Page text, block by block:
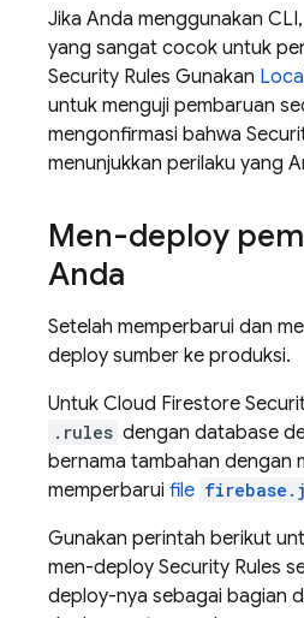
Jika Anda menggunakan
yang sangat cocok untuk
Security Rules Gunakan
untuk menguji pembaruan
mengonfirmasi bahwa
menunjukkan perilaku yang
Men-deploy
Anda
Setelah memperbarui dan
deploy sumber ke produksi.
Untuk Cloud Firestore
.rules dengan database
bernama tambahan dengan
memperbarui file
Gunakan perintah berikut
men-deploy Security Rules
deploy-nya sebagai bagian